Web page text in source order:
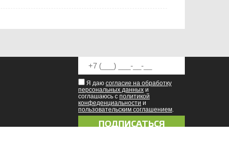
Я даю согласие на обработку
персональных данных и
соглашаюсь с политикой
конфеденциальности и
пользовательским соглашением